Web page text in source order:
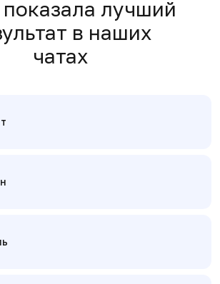
показала лучший
в наших
чатах